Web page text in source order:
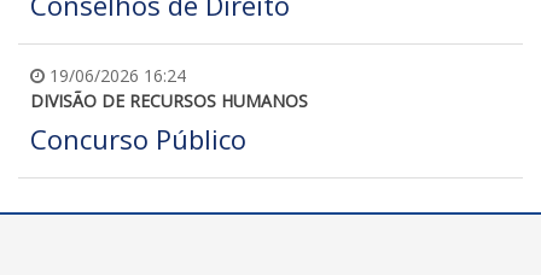
19/06/2026 16:24
DIVISÃO DE RECURSOS HUMANOS
Concurso Público